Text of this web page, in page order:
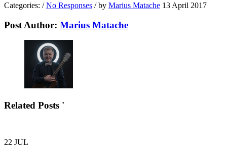
Categories: / No Responses /by Marius Matache 13 April 2017
Post Author: Marius Matache
Related Posts '
22 JUL